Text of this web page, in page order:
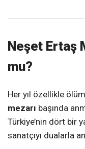
Neşet Ertaş
mu?
Her yıl özellikle
mezarı başında
Türkiye’nin dört bir
sanatçıyı dualarla